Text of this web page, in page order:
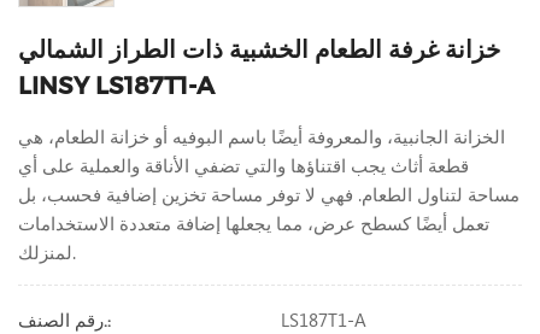
خزانة غرفة الطعام الخشبية ذات الطراز الشمالي
LINSY LS187T1-A
الخزانة الجانبية، والمعروفة أيضًا باسم البوفيه أو خزانة الطعام، هي
قطعة أثاث يجب اقتناؤها والتي تضفي الأناقة والعملية على أي
مساحة لتناول الطعام. فهي لا توفر مساحة تخزين إضافية فحسب، بل
تعمل أيضًا كسطح عرض، مما يجعلها إضافة متعددة الاستخدامات
لمنزلك.
رقم الصنف.: LS187T1-A